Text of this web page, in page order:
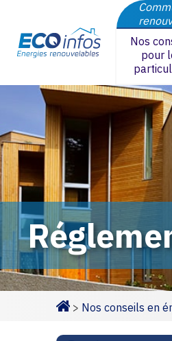
Nos
pour
> Nos conseils en